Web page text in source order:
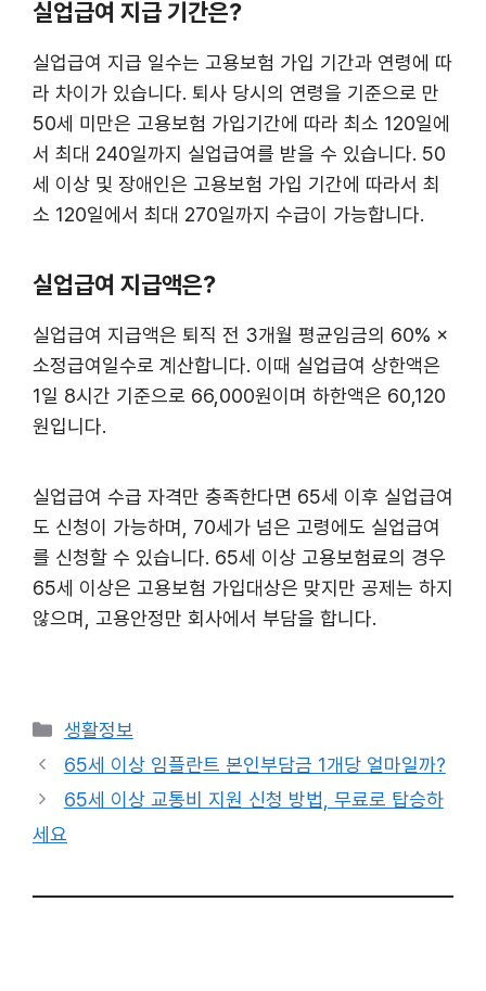
실업급여 지급 기간은?
실업급여 지급 일수는 고용보험 가입 기간과 연령에 따
라 차이가 있습니다. 퇴사 당시의 연령을 기준으로 만
50세 미만은 고용보험 가입기간에 따라 최소 120일에
서 최대 240일까지 실업급여를 받을 수 있습니다. 50
세 이상 및 장애인은 고용보험 가입 기간에 따라서 최
소 120일에서 최대 270일까지 수급이 가능합니다.
실업급여 지급액은?
실업급여 지급액은 퇴직 전 3개월 평균임금의 60% ×
소정급여일수로 계산합니다. 이때 실업급여 상한액은
1일 8시간 기준으로 66,000원이며 하한액은 60,120
원입니다.
실업급여 수급 자격만 충족한다면 65세 이후 실업급여
도 신청이 가능하며, 70세가 넘은 고령에도 실업급여
를 신청할 수 있습니다. 65세 이상 고용보험료의 경우
65세 이상은 고용보험 가입대상은 맞지만 공제는 하지
않으며, 고용안정만 회사에서 부담을 합니다.
카
테
고
리
생활정보
65세 이상 임플란트 본인부담금 1개당 얼마일까?
65세 이상 교통비 지원 신청 방법, 무료로 탑승하
세요